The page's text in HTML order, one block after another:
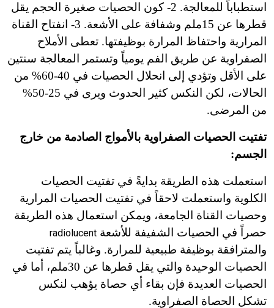
استطباباً للمعالجة. 2- كون الحصيات صغيرة الحجم يقل
قطرها عن 15ملم وشفافة على الأشعة. 3- انفتاح القناة
المرارية واحتفاظ المرارة بوظيفتها. تعطى الأملاح
الصفراوية عن طريق الفم يومياً وتستمر المعالجة سنتين
على الأقل وتؤدي إلى انحلال الحصيات في 40-60% من
الحالات، لكن النكس كثير الحدوث ويرى في 25-50%
من المرضى.
تفتيت الحصيات الصفراوية بالأمواج الصادمة من خارج
الجسم:
استعملت هذه الطريقة بدايةً في تفتيت الحصيات
الكلوية واستعملت لاحقاً في تفتيت الحصيات المرارية
وحصيات القناة الجامعة، ويمكن استعمال هذه الطريقة
حصراً في الحصيات الشفيفة للأشعة radiolucent
والمترافقة بوظيفة طبيعية للمرارة. وغالباً يتم تفتيت
الحصيات الوحيدة والتي يقل قطرها عن 30ملم، أما في
الحصيات العديدة فإن بقاء أي حصاة يؤهب لنكس
تشكل الحصاة الصفراوية.